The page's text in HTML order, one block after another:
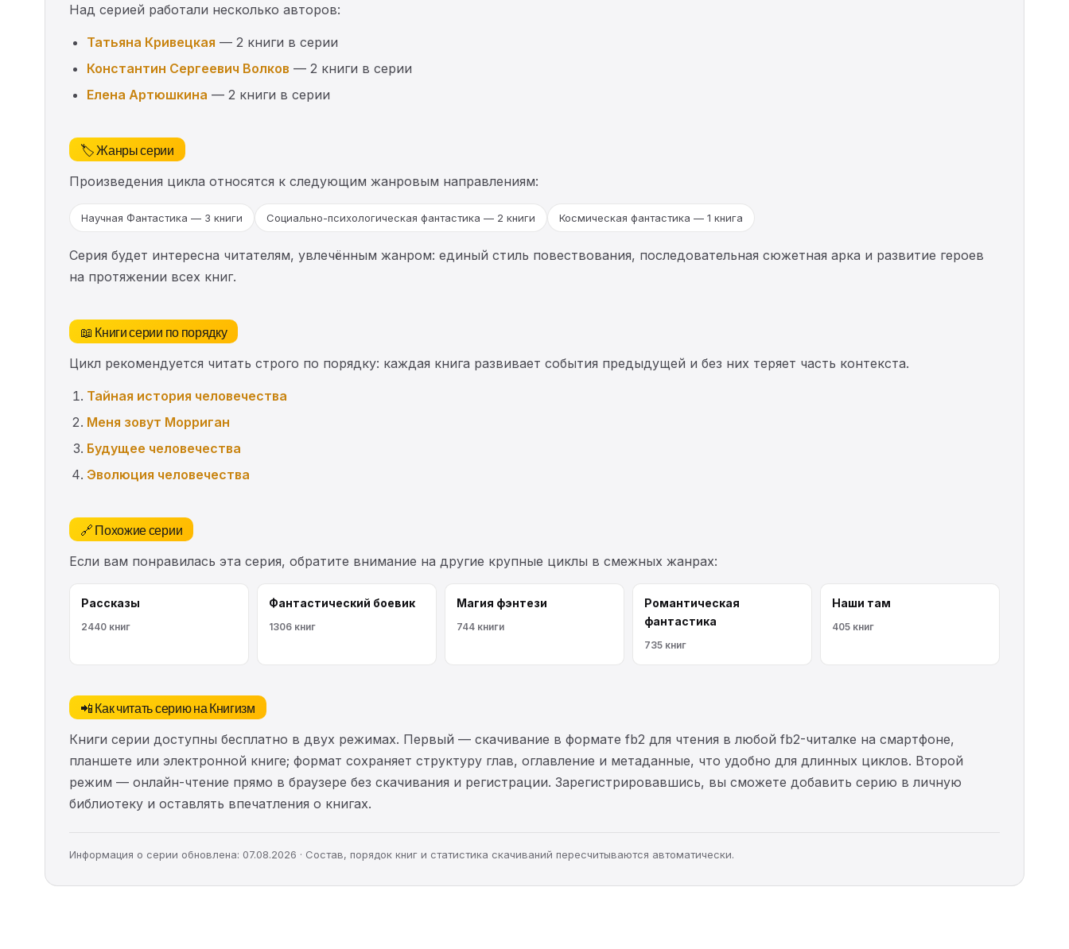
Над серией работали несколько авторов:
Татьяна Кривецкая — 2 книги в серии
Константин Сергеевич Волков — 2 книги в серии
Елена Артюшкина — 2 книги в серии
🏷️ Жанры серии
Произведения цикла относятся к следующим жанровым направлениям:
Научная Фантастика — 3 книги Социально-психологическая фантастика — 2 книги Космическая фантастика — 1 книга
Серия будет интересна читателям, увлечённым жанром: единый стиль повествования, последовательная сюжетная арка и развитие героев
на протяжении всех книг.
📖 Книги серии по порядку
Цикл рекомендуется читать строго по порядку: каждая книга развивает события предыдущей и без них теряет часть контекста.
Тайная история человечества
Меня зовут Морриган
Будущее человечества
Эволюция человечества
🔗 Похожие серии
Если вам понравилась эта серия, обратите внимание на другие крупные циклы в смежных жанрах:
Рассказы
2440 книг
Фантастический боевик
1306 книг
Магия фэнтези
744 книги
Романтическая
фантастика
735 книг
Наши там
405 книг
📲 Как читать серию на Книгизм
Книги серии доступны бесплатно в двух режимах. Первый — скачивание в формате fb2 для чтения в любой fb2-читалке на смартфоне,
планшете или электронной книге; формат сохраняет структуру глав, оглавление и метаданные, что удобно для длинных циклов. Второй
режим — онлайн-чтение прямо в браузере без скачивания и регистрации. Зарегистрировавшись, вы сможете добавить серию в личную
библиотеку и оставлять впечатления о книгах.
Информация о серии обновлена: 07.08.2026 · Состав, порядок книг и статистика скачиваний пересчитываются автоматически.